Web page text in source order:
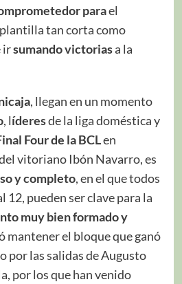
parael
tan corta como
irsumando victoriasa la
, llegan en un momento
, líderesde la liga doméstica y
Four de la BCLen
vitoriano Ibón Navarro, es
y completo, en el que todos
12, pueden ser clave para la
muy bien formado y
mantener el bloque que ganó
por las salidas de Augusto
por los que han venido